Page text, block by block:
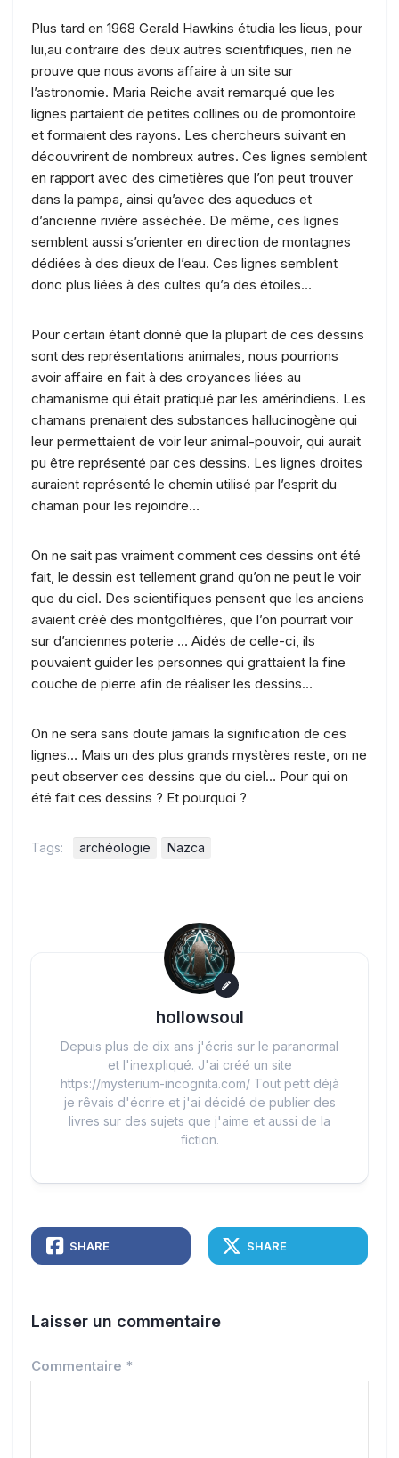
Plus tard en 1968 Gerald Hawkins étudia les lieus, pour
lui,au contraire des deux autres scientifiques, rien ne
prouve que nous avons affaire à un site sur
l’astronomie. Maria Reiche avait remarqué que les
lignes partaient de petites collines ou de promontoire
et formaient des rayons. Les chercheurs suivant en
découvrirent de nombreux autres. Ces lignes semblent
en rapport avec des cimetières que l’on peut trouver
dans la pampa, ainsi qu’avec des aqueducs et
d’ancienne rivière asséchée. De même, ces lignes
semblent aussi s’orienter en direction de montagnes
dédiées à des dieux de l’eau. Ces lignes semblent
donc plus liées à des cultes qu’a des étoiles…
Pour certain étant donné que la plupart de ces dessins
sont des représentations animales, nous pourrions
avoir affaire en fait à des croyances liées au
chamanisme qui était pratiqué par les amérindiens. Les
chamans prenaient des substances hallucinogène qui
leur permettaient de voir leur animal-pouvoir, qui aurait
pu être représenté par ces dessins. Les lignes droites
auraient représenté le chemin utilisé par l’esprit du
chaman pour les rejoindre…
On ne sait pas vraiment comment ces dessins ont été
fait, le dessin est tellement grand qu’on ne peut le voir
que du ciel. Des scientifiques pensent que les anciens
avaient créé des montgolfières, que l’on pourrait voir
sur d’anciennes poterie … Aidés de celle-ci, ils
pouvaient guider les personnes qui grattaient la fine
couche de pierre afin de réaliser les dessins…
On ne sera sans doute jamais la signification de ces
lignes… Mais un des plus grands mystères reste, on ne
peut observer ces dessins que du ciel… Pour qui on
été fait ces dessins ? Et pourquoi ?
Tags: archéologie Nazca
hollowsoul
Depuis plus de dix ans j'écris sur le paranormal
et l'inexpliqué. J'ai créé un site
https://mysterium-incognita.com/ Tout petit déjà
je rêvais d'écrire et j'ai décidé de publier des
livres sur des sujets que j'aime et aussi de la
fiction.
SHARE SHARE
Laisser un commentaire
Commentaire *